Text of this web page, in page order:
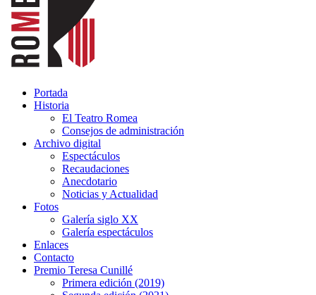
Portada
Historia
El Teatro Romea
Consejos de administración
Archivo digital
Espectáculos
Recaudaciones
Anecdotario
Noticias y Actualidad
Fotos
Galería siglo XX
Galería espectáculos
Enlaces
Contacto
Premio Teresa Cunillé
Primera edición (2019)